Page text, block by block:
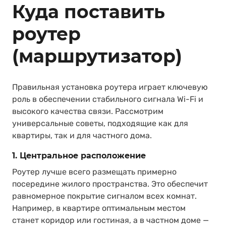
Куда поставить
роутер
(маршрутизатор)
Правильная установка роутера играет ключевую
роль в обеспечении стабильного сигнала Wi-Fi и
высокого качества связи. Рассмотрим
универсальные советы, подходящие как для
квартиры, так и для частного дома.
1. Центральное расположение
Роутер лучше всего размещать примерно
посередине жилого пространства. Это обеспечит
равномерное покрытие сигналом всех комнат.
Например, в квартире оптимальным местом
станет коридор или гостиная, а в частном доме —